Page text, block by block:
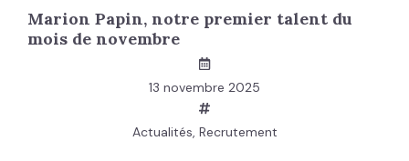
Marion Papin, notre premier talent du
mois de novembre
13 novembre 2025
Actualités, Recrutement